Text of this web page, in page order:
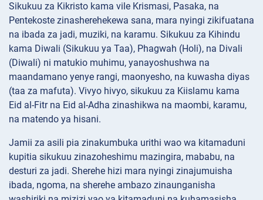
Sikukuu za Kikristo kama vile Krismasi, Pasaka, na
Pentekoste zinasherehekewa sana, mara nyingi zikifuatana
na ibada za jadi, muziki, na karamu. Sikukuu za Kihindu
kama Diwali (Sikukuu ya Taa), Phagwah (Holi), na Divali
(Diwali) ni matukio muhimu, yanayoshushwa na
maandamano yenye rangi, maonyesho, na kuwasha diyas
(taa za mafuta). Vivyo hivyo, sikukuu za Kiislamu kama
Eid al-Fitr na Eid al-Adha zinashikwa na maombi, karamu,
na matendo ya hisani.
Jamii za asili pia zinakumbuka urithi wao wa kitamaduni
kupitia sikukuu zinazoheshimu mazingira, mababu, na
desturi za jadi. Sherehe hizi mara nyingi zinajumuisha
ibada, ngoma, na sherehe ambazo zinaunganisha